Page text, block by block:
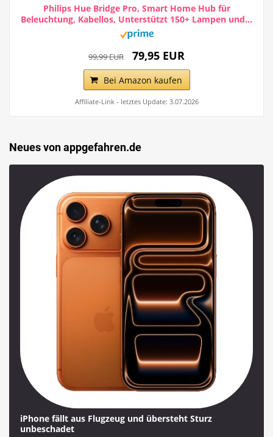
Philips Hue Bridge Pro, Smart Home Hub für
Beleuchtung, Kabellos, Unterstützt 150+ Lampen und...
99,99 EUR 79,95 EUR
Bei Amazon kaufen
Affiliate-Link - letztes Update: 3.07.2026
Neues von appgefahren.de
iPhone fällt aus Flugzeug und übersteht Sturz
unbeschadet